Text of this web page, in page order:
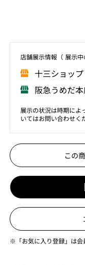
店舗展⽰情報（ 展⽰
⼗三ショッ
阪急うめだ
展示の状況は時期によ
いてはお問い合わせく
この
※「お気に入り登録」は会